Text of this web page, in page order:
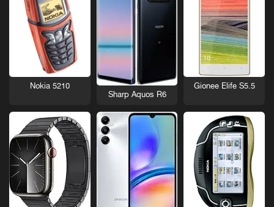
Gionee Elife S5.5
Sharp Aquos R6
Nokia 5210